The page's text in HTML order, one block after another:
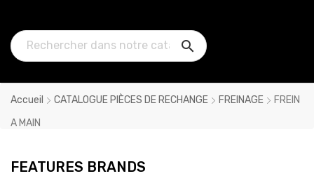

Accueil CATALOGUE PIÈCES DE RECHANGE FREINAGE
FREIN
A MAIN
FEATURES BRANDS